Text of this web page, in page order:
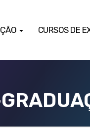
CURSOS DE